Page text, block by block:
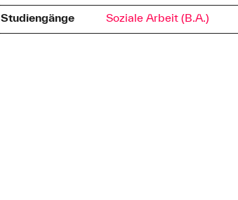
Studiengänge
Soziale Arbeit (B.A.)